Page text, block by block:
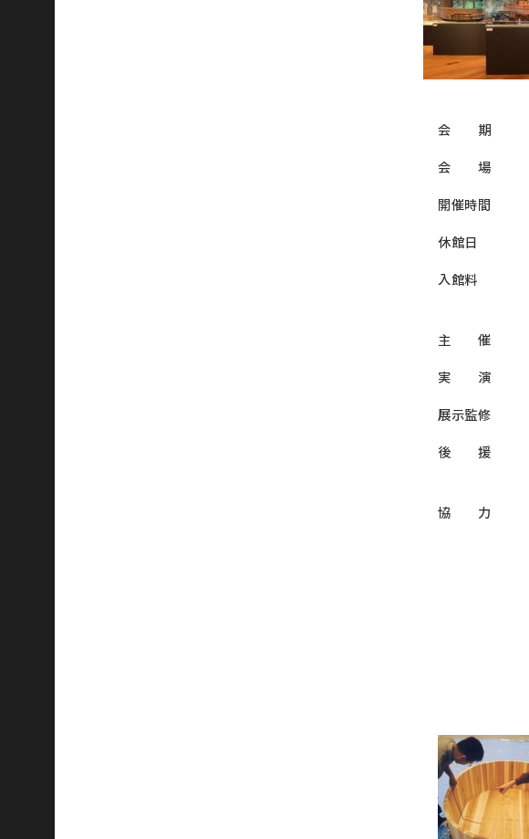
会 期
会 場
開催時間
休館日
入館料
主 催
実 演
展示監修
後 援
協 力